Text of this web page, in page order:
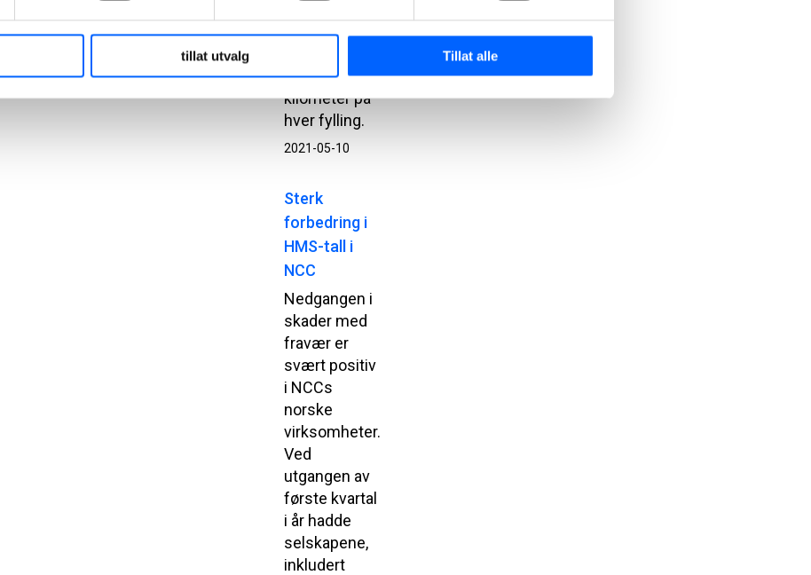
tillat utvalg Tillat alle
Lastebilen
nærmere 700
kilometer på
hver fylling.
2021-05-10
Sterk
forbedring i
HMS-tall i
NCC
Nedgangen i
skader med
fravær er
svært positiv
i NCCs
norske
virksomheter.
Ved
utgangen av
første kvartal
i år hadde
selskapene,
inkludert